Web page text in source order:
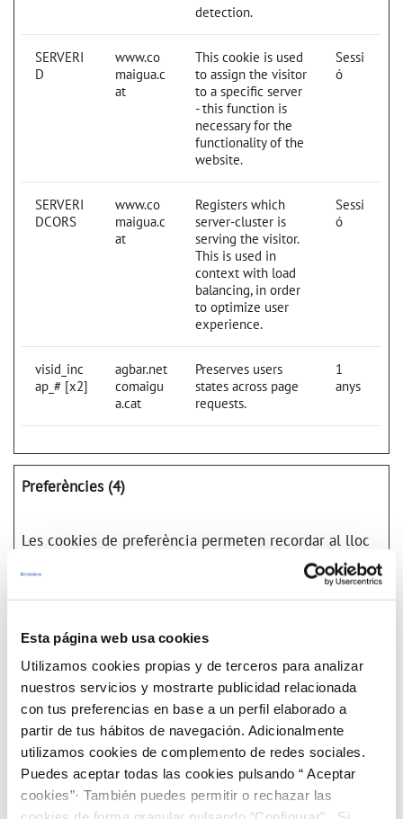
Esta página web usa cookies
Utilizamos cookies propias y de terceros para analizar
nuestros servicios y mostrarte publicidad relacionada
con tus preferencias en base a un perfil elaborado a
partir de tus hábitos de navegación. Adicionalmente
utilizamos cookies de complemento de redes sociales.
Puedes aceptar todas las cookies pulsando “ Aceptar
cookies”· También puedes permitir o rechazar las
detection.
SERVERI
D
www.co
maigua.c
at
This cookie is used
to assign the visitor
to a specific server
- this function is
necessary for the
functionality of the
website.
Sessi
ó
SERVERI
DCORS
www.co
maigua.c
at
Registers which
server-cluster is
serving the visitor.
This is used in
context with load
balancing, in order
to optimize user
experience.
Sessi
ó
visid_inc
ap_# [x2]
agbar.net
comaigu
a.cat
Preserves users
states across page
requests.
1
anys
Preferències (4)
Les cookies de preferència permeten recordar al lloc
web tota aquella informació relacionada amb la forma
regió on es troba.
Nom
Proveïdo
r
Propòsit
Dura
da
màxi
ma
de
maga